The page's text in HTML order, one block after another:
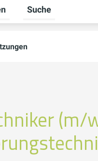
umschalten
Untermenü für
Suche